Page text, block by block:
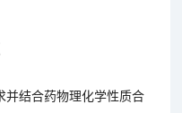
并结合药物理化学性质合